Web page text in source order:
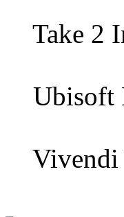
Take 2
Ubisoft
Vivendi